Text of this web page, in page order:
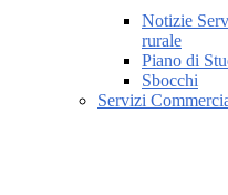
Notizie
rurale
Piano di
Sbocchi
Servizi